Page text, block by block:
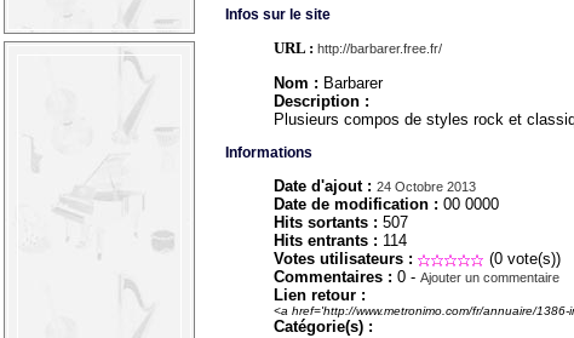
Infos sur le site
URL : http://barbarer.free.fr/
Nom : Barbarer
Description :
Plusieurs compos de styles rock et
Informations
Date d'ajout : 24 Octobre 2013
Date de modification : 00 0000
Hits sortants : 507
Hits entrants : 114
Votes utilisateurs :
(0 vote(s))
Commentaires : 0 - Ajouter un commentaire
Lien retour :
<a href='http://www.metronimo.com/fr/annuaire/
Catégorie(s) :